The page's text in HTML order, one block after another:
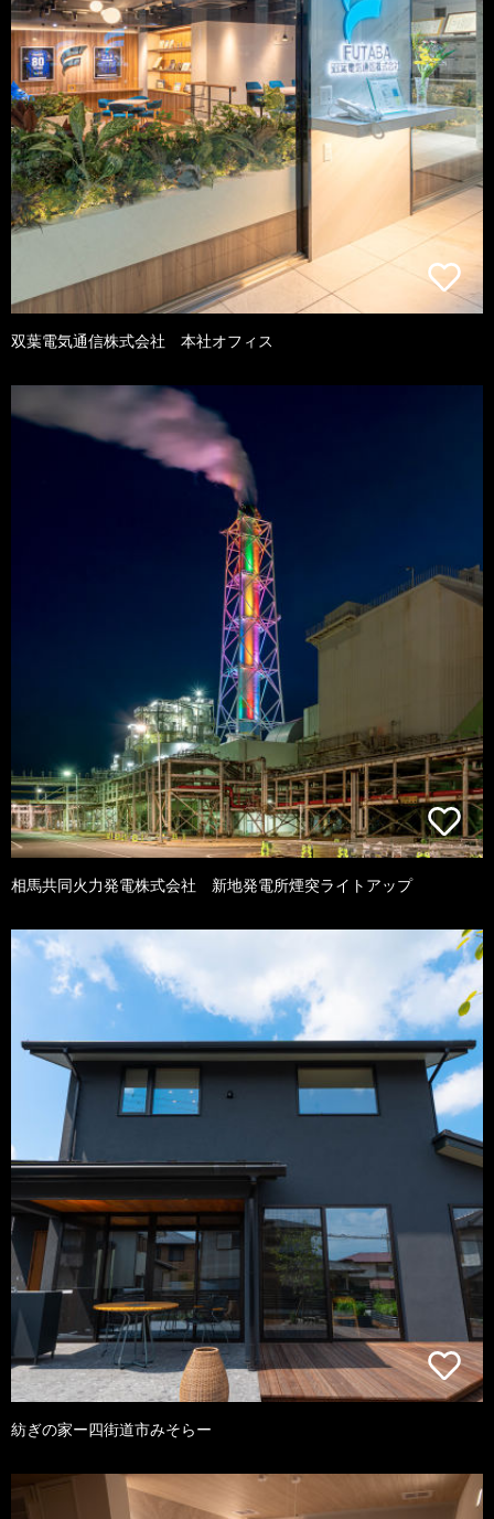
双葉電気通信株式会社 本社オフィス
相馬共同火力発電株式会社 新地発電所煙突ライトアップ
紡ぎの家ー四街道市みそらー